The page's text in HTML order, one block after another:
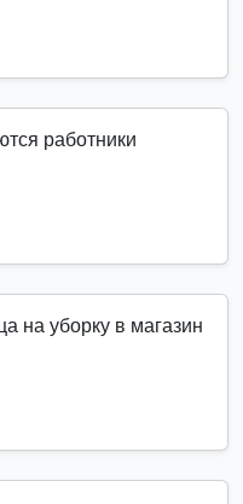
работники
на уборку в магазин